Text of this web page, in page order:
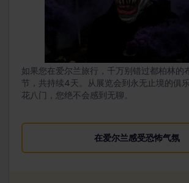
如果您在爱尔兰旅行，千万别错过都柏林的
节，共持续4天。从展览会到永无止境的俱
花八门，您绝不会感到无聊。
在爱尔兰感受恐怖气氛